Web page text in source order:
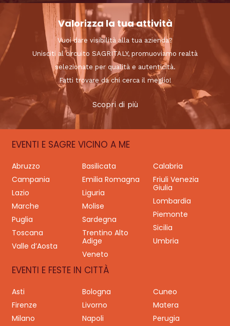
Valorizza la tua attività
Vuoi dare visibilità alla tua azienda?
Unisciti al circuito SAGRITALY, promuoviamo realtà
selezionate per qualità e autenticità.
Fatti trovare da chi cerca il meglio!
Scopri di più
EVENTI E SAGRE VICINO A ME
Abruzzo Basilicata
Calabria
Campania
Emilia Romagna
Friuli Venezia
Giulia
Lazio
Liguria
Lombardia
Marche
Molise
Piemonte
Puglia
Sardegna
Sicilia
Toscana
Trentino Alto
Adige
Umbria
Valle d’Aosta
Veneto
EVENTI E FESTE IN CITTÀ
Asti Bologna
Cuneo
Firenze
Livorno
Matera
Milano
Napoli
Perugia